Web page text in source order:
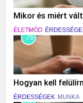
Mikor és miért
ÉLETMÓD
75
Hogyan kell
ÉRDESSÉGEK MUNKA